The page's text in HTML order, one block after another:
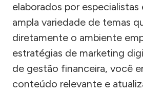
elaborados por especialistas
ampla variedade de temas
diretamente o ambiente
estratégias de marketing
de gestão financeira, você
conteúdo relevante e